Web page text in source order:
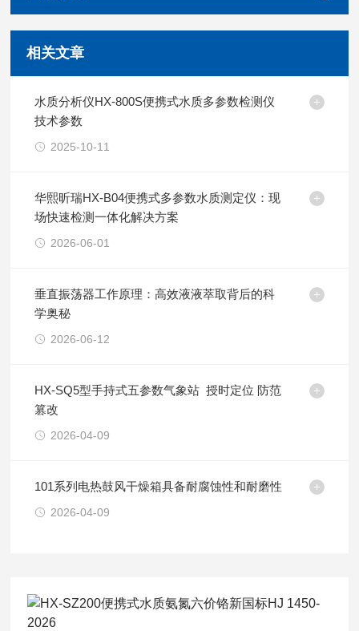
相关文章
水质分析仪HX-800S便携式水质多参数检测仪
技术参数
2025-10-11
华熙昕瑞HX-B04便携式多参数水质测定仪：现
场快速检测一体化解决方案
2026-06-01
垂直振荡器工作原理：高效液液萃取背后的科
学奥秘
2026-06-12
HX-SQ5型手持式五参数气象站 ​ 授时定位 防范
篡改
2026-04-09
101系列电热鼓风干燥箱具备耐腐蚀性和耐磨性
2026-04-09